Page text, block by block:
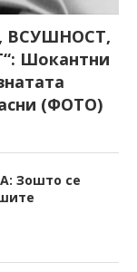
ВСУШНОСТ,
Шокантни
(ФОТО)
Зошто се